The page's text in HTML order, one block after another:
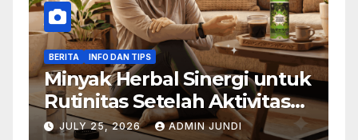
BERITA INFO DAN TIPS
Minyak Herbal Sinergi untuk
Rutinitas Setelah Aktivitas
Padat
JULY 25, 2026 ADMIN JUNDI